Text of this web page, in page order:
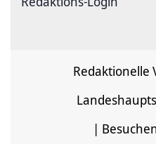
Redaktionelle
|